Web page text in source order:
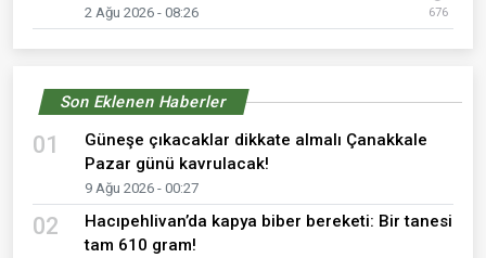
2 Ağu 2026 - 08:26 676
Son Eklenen Haberler
01
Güneşe çıkacaklar dikkate almalı Çanakkale
Pazar günü kavrulacak!
9 Ağu 2026 - 00:27
02
Hacıpehlivan’da kapya biber bereketi: Bir tanesi
tam 610 gram!